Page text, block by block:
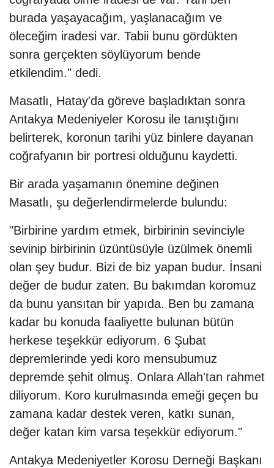
burada yaşayacağım, yaşlanacağım ve
öleceğim iradesi var. Tabii bunu gördükten
sonra gerçekten söylüyorum bende
etkilendim." dedi.
Masatlı, Hatay'da göreve başladıktan sonra
Antakya Medeniyeler Korosu ile tanıştığını
belirterek, koronun tarihi yüz binlere dayanan
coğrafyanın bir portresi olduğunu kaydetti.
Bir arada yaşamanın önemine değinen
Masatlı, şu değerlendirmelerde bulundu:
"Birbirine yardım etmek, birbirinin sevinciyle
sevinip birbirinin üzüntüsüyle üzülmek önemli
olan şey budur. Bizi de biz yapan budur. İnsani
değer de budur zaten. Bu bakımdan koromuz
da bunu yansıtan bir yapıda. Ben bu zamana
kadar bu konuda faaliyette bulunan bütün
herkese teşekkür ediyorum. 6 Şubat
depremlerinde yedi koro mensubumuz
depremde şehit olmuş. Onlara Allah'tan rahmet
diliyorum. Koro kurulmasında emeği geçen bu
zamana kadar destek veren, katkı sunan,
değer katan kim varsa teşekkür ediyorum."
Antakya Medeniyetler Korosu Derneği Başkanı